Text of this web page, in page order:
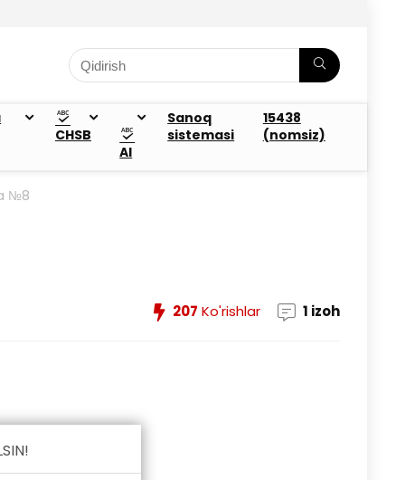
CHSB
AI
Sanoq
sistemasi
15438
(nomsiz)
№8
207 Ko'rishlar 1 izoh